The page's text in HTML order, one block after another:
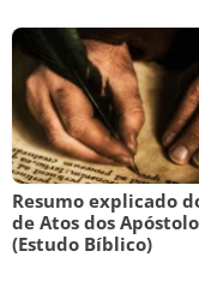
Resumo explicado
de Atos dos
(Estudo Bíblico)